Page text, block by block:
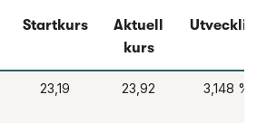
Startkurs
Aktuell
kurs
Utveckling
23,19 23,92 3,148 %